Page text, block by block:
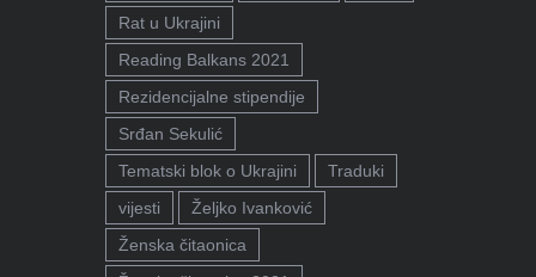
Rat u Ukrajini
Reading Balkans 2021
Rezidencijalne stipendije
Srđan Sekulić
Tematski blok o Ukrajini
Traduki
vijesti
Željko Ivanković
Ženska čitaonica